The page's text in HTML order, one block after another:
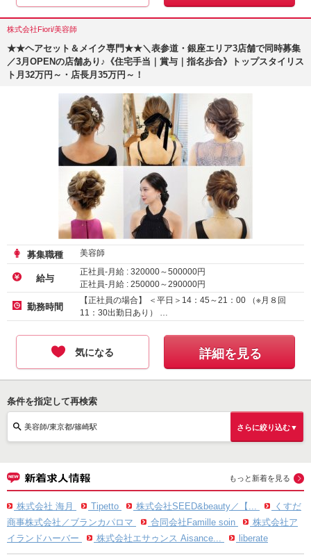
株式会社Fiori/美容師
★★ヘアセット＆メイク専門★★＼表参道・銀座エリア3店舗で同時募集
／3月OPENの店舗あり♪《住宅手当｜賞与｜指名歩合》トップスタイリス
ト月32万円～・店長月35万円～！
募集職種 美容師
給与
正社員-月給 : 320000～500000円
正社員-月給 : 250000～290000円
正社員-月給 :215000～230000 円
勤務時間
【正社員の場合】 ＜平日＞14：45～21：00 （※月８回
11：30出勤日あり） …
気になる 詳細を見る
条件を指定して再検索
美容師/東京都/篠崎駅 さらに絞り込む▼
もっと新着を見る
株式会社 海月 Tipetto 株式会社SEED&beauty／【...
くすだ
商事株式会社／ブランカパロマ
合同会社Famille soin
株式会社ア
イランドハーバー
株式会社エサゥンス Aisance... liberate